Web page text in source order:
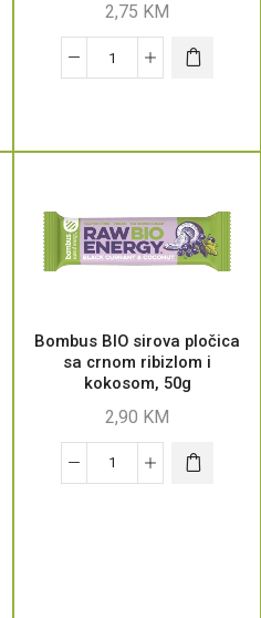
2,75 KM
Bombus BIO sirova pločica
sa crnom ribizlom i
kokosom, 50g
2,90 KM